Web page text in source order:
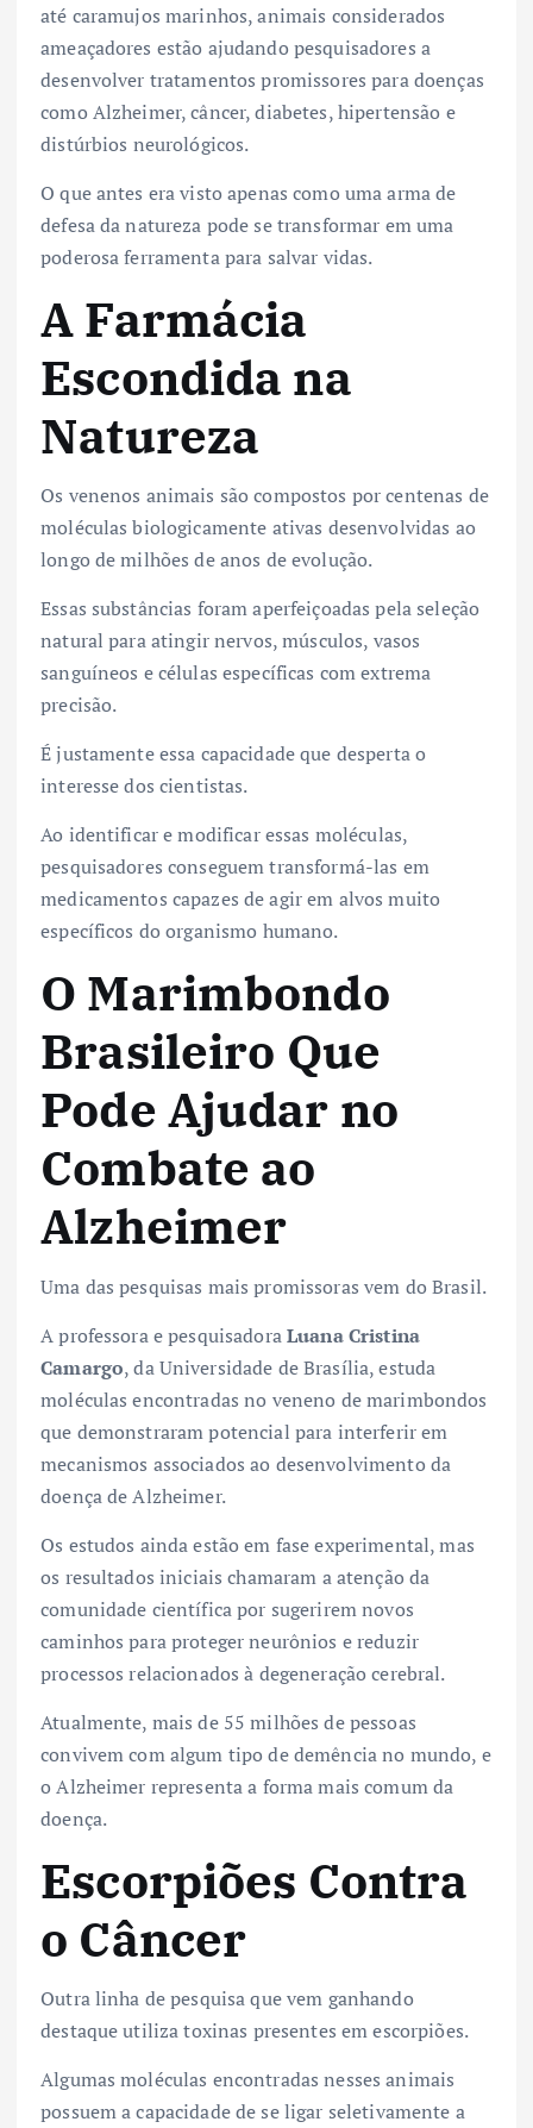
até caramujos marinhos, animais considerados
ameaçadores estão ajudando pesquisadores a
desenvolver tratamentos promissores para doenças
como Alzheimer, câncer, diabetes, hipertensão e
distúrbios neurológicos.
O que antes era visto apenas como uma arma de
defesa da natureza pode se transformar em uma
poderosa ferramenta para salvar vidas.
A Farmácia
Escondida na
Natureza
Os venenos animais são compostos por centenas de
moléculas biologicamente ativas desenvolvidas ao
longo de milhões de anos de evolução.
Essas substâncias foram aperfeiçoadas pela seleção
natural para atingir nervos, músculos, vasos
sanguíneos e células específicas com extrema
precisão.
É justamente essa capacidade que desperta o
interesse dos cientistas.
Ao identificar e modificar essas moléculas,
pesquisadores conseguem transformá-las em
medicamentos capazes de agir em alvos muito
específicos do organismo humano.
O Marimbondo
Brasileiro Que
Pode Ajudar no
Combate ao
Alzheimer
Uma das pesquisas mais promissoras vem do Brasil.
A professora e pesquisadoraLuana Cristina
Camargo, da Universidade de Brasília, estuda
moléculas encontradas no veneno de marimbondos
que demonstraram potencial para interferir em
mecanismos associados ao desenvolvimento da
doença de Alzheimer.
Os estudos ainda estão em fase experimental, mas
os resultados iniciais chamaram a atenção da
comunidade científica por sugerirem novos
caminhos para proteger neurônios e reduzir
processos relacionados à degeneração cerebral.
Atualmente, mais de 55 milhões de pessoas
convivem com algum tipo de demência no mundo, e
o Alzheimer representa a forma mais comum da
doença.
Escorpiões Contra
o Câncer
Outra linha de pesquisa que vem ganhando
destaque utiliza toxinas presentes em escorpiões.
Algumas moléculas encontradas nesses animais
possuem a capacidade de se ligar seletivamente a